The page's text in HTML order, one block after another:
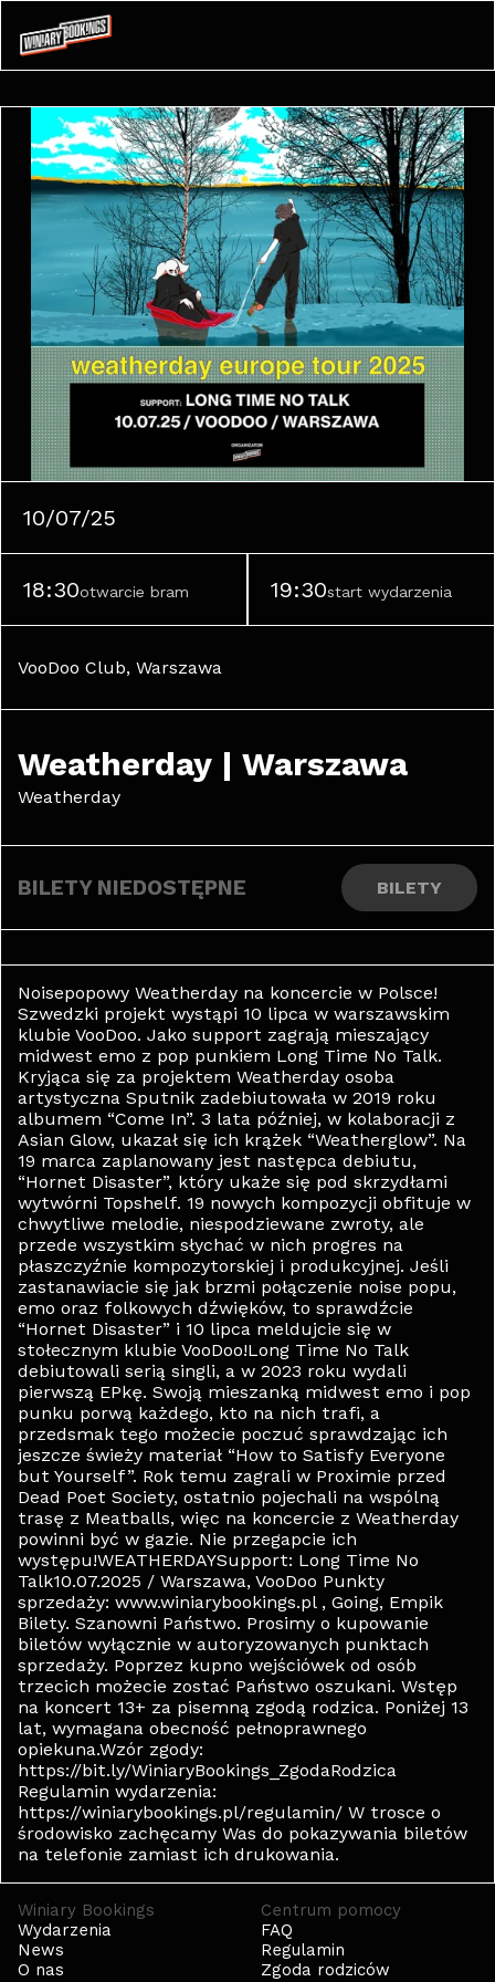
10/07/25
18:30otwarcie bram 19:30start wydarzenia
VooDoo Club, Warszawa
Weatherday | Warszawa
Weatherday
BILETY NIEDOSTĘPNE BILETY
Noisepopowy Weatherday na koncercie w Polsce!
Szwedzki projekt wystąpi 10 lipca w warszawskim
klubie VooDoo. Jako support zagrają mieszający
midwest emo z pop punkiem Long Time No Talk.
Kryjąca się za projektem Weatherday osoba
artystyczna Sputnik zadebiutowała w 2019 roku
albumem “Come In”. 3 lata później, w kolaboracji z
Asian Glow, ukazał się ich krążek “Weatherglow”. Na
19 marca zaplanowany jest następca debiutu,
“Hornet Disaster”, który ukaże się pod skrzydłami
wytwórni Topshelf. 19 nowych kompozycji obfituje w
chwytliwe melodie, niespodziewane zwroty, ale
przede wszystkim słychać w nich progres na
płaszczyźnie kompozytorskiej i produkcyjnej. Jeśli
zastanawiacie się jak brzmi połączenie noise popu,
emo oraz folkowych dźwięków, to sprawdźcie
“Hornet Disaster” i 10 lipca meldujcie się w
stołecznym klubie VooDoo!Long Time No Talk
debiutowali serią singli, a w 2023 roku wydali
pierwszą EPkę. Swoją mieszanką midwest emo i pop
punku porwą każdego, kto na nich trafi, a
przedsmak tego możecie poczuć sprawdzając ich
jeszcze świeży materiał “How to Satisfy Everyone
but Yourself”. Rok temu zagrali w Proximie przed
Dead Poet Society, ostatnio pojechali na wspólną
trasę z Meatballs, więc na koncercie z Weatherday
powinni być w gazie. Nie przegapcie ich
występu!WEATHERDAYSupport: Long Time No
Talk10.07.2025 / Warszawa, VooDoo Punkty
sprzedaży: www.winiarybookings.pl , Going, Empik
Bilety. Szanowni Państwo. Prosimy o kupowanie
biletów wyłącznie w autoryzowanych punktach
sprzedaży. Poprzez kupno wejściówek od osób
trzecich możecie zostać Państwo oszukani. Wstęp
na koncert 13+ za pisemną zgodą rodzica. Poniżej 13
lat, wymagana obecność pełnoprawnego
opiekuna.Wzór zgody:
https://bit.ly/WiniaryBookings_ZgodaRodzica
Regulamin wydarzenia:
https://winiarybookings.pl/regulamin/ W trosce o
środowisko zachęcamy Was do pokazywania biletów
na telefonie zamiast ich drukowania.
Winiary Bookings
Wydarzenia
News
O nas
Centrum pomocy
FAQ
Regulamin
Zgoda rodziców